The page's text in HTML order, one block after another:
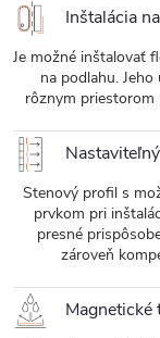
Inštalácia
Je možné inštalovať
na podlahu.
rôznym priestorom
Stenový profil s
prvkom pri
presné
zároveň
Magnetické